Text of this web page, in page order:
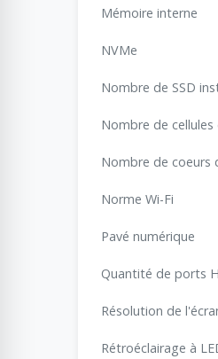
Mémoire interne
NVMe
Nombre de SSD
Nombre de
Nombre de coeurs
Norme Wi-Fi
Pavé numérique
Quantité de ports
Résolution de
Rétroéclairage à